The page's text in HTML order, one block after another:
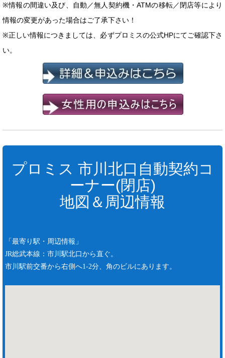
※情報の間違い及び、自動／無人契約機・ATMの移転／閉店等により
情報の変更があった場合はご了承下さい！
※正しい情報につきましては、必ずプロミスの公式HPにてご確認下さ
い。
プロミス 市川北口自動契約コ
ーナー(閉店)
地図＆周辺情報
「最寄り駅・周辺情報」
JR総武本線：市川駅北口から直ぐ。
市川駅前交番から右側へ1-2分、角のビルにあります。